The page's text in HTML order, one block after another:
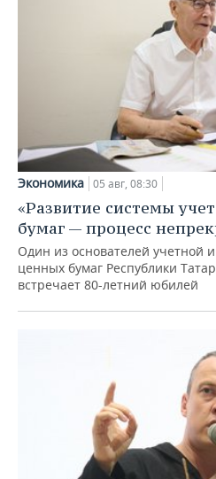
Экономика 05 авг, 08:30
«Развитие системы
бумаг — процесс
Один из основателей учетной
ценных бумаг Республики
встречает 80-летний юбилей